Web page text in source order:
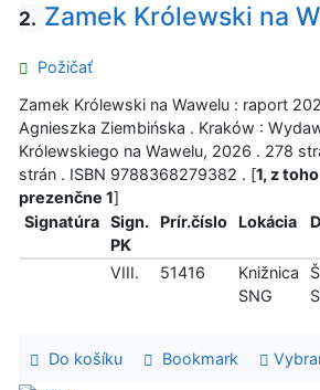
2. Zamek Królewski na
Požičať
Zamek Królewski na Wawelu : raport
Agnieszka Ziembińska . Kraków :
Królewskiego na Wawelu, 2026 . 278
strán . ISBN 9788368279382 . [1, z
prezenčne 1]
Signatúra
Sign.
PK
Prír.číslo Lokácia
VIII. 51416
Knižnica
SNG
Do košíku Bookmark